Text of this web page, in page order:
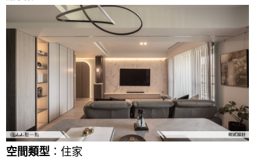
空間類型 ：住家